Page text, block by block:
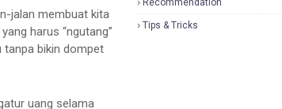
jalan membuat kita
harus “ngutang”
tanpa bikin dompet
uang selama
Recommendation
Tips & Tricks